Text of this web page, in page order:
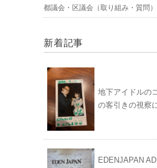
都議会・区議会（取り組み・質問）
新着記事
地下アイドルの
の客引きの視察
EDENJAPAN